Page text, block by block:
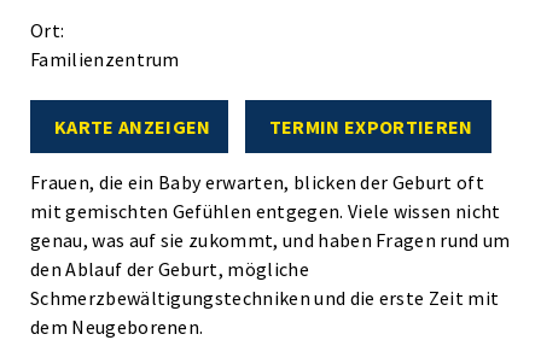
Ort:
Familienzentrum
KARTE ANZEIGEN TERMIN EXPORTIEREN
Frauen, die ein Baby erwarten, blicken der Geburt oft
mit gemischten Gefühlen entgegen. Viele wissen nicht
genau, was auf sie zukommt, und haben Fragen rund um
den Ablauf der Geburt, mögliche
Schmerzbewältigungstechniken und die erste Zeit mit
dem Neugeborenen.